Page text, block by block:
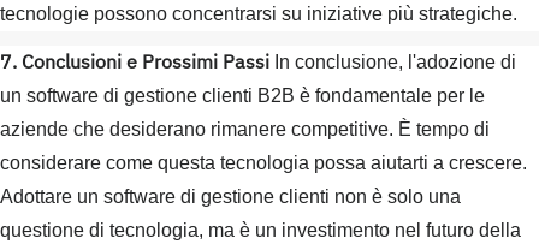
tecnologie possono concentrarsi su iniziative più strategiche.
7. Conclusioni e Prossimi Passi In conclusione, l'adozione di
un software di gestione clienti B2B è fondamentale per le
aziende che desiderano rimanere competitive. È tempo di
considerare come questa tecnologia possa aiutarti a crescere.
Adottare un software di gestione clienti non è solo una
questione di tecnologia, ma è un investimento nel futuro della